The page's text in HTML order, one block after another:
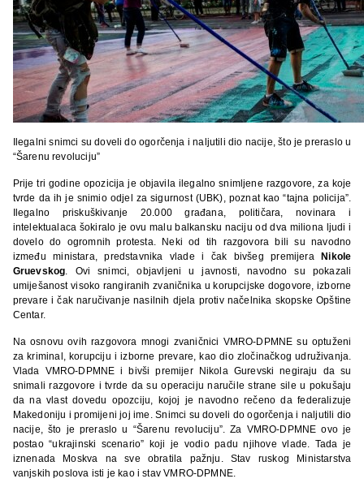
Ilegalni snimci su doveli do ogorčenja i naljutili dio nacije, što je preraslo u
“Šarenu revoluciju”
Prije tri godine opozicija je objavila ilegalno snimljene razgovore, za koje
tvrde da ih je snimio odjel za sigurnost (UBK), poznat kao “tajna policija”.
Ilegalno priskuškivanje 20.000 građana, političara, novinara i
intelektualaca šokiralo je ovu malu balkansku naciju od dva miliona ljudi i
dovelo do ogromnih protesta. Neki od tih razgovora bili su navodno
između ministara, predstavnika vlade i čak bivšeg premijeraNikole
Gruevskog . Ovi snimci, objavljeni u javnosti, navodno su pokazali
umiješanost visoko rangiranih zvaničnika u korupcijske dogovore, izborne
prevare i čak naručivanje nasilnih djela protiv načelnika skopske Opštine
Centar.
Na osnovu ovih razgovora mnogi zvaničnici VMRO-DPMNE su optuženi
za kriminal, korupciju i izborne prevare, kao dio zločinačkog udruživanja.
Vlada VMRO-DPMNE i bivši premijer Nikola Gurevski negiraju da su
snimali razgovore i tvrde da su operaciju naručile strane sile u pokušaju
da na vlast dovedu opozciju, kojoj je navodno rečeno da federalizuje
Makedoniju i promijeni joj ime. Snimci su doveli do ogorčenja i naljutili dio
nacije, što je preraslo u “Šarenu revoluciju”. Za VMRO-DPMNE ovo je
postao “ukrajinski scenario” koji je vodio padu njihove vlade. Tada je
iznenada Moskva na sve obratila pažnju. Stav ruskog Ministarstva
vanjskih poslova isti je kao i stav VMRO-DPMNE.